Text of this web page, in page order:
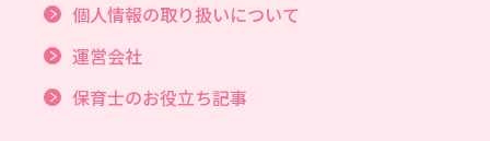
個人情報の取り扱いについて
運営会社
保育士のお役立ち記事